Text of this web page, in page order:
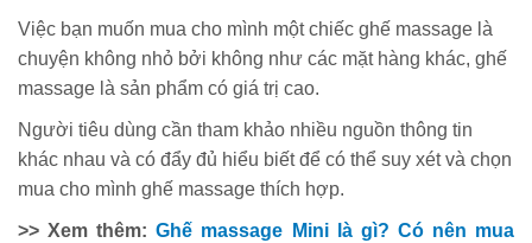
Việc bạn muốn mua cho mình một chiếc ghế massage là
chuyện không nhỏ bởi không như các mặt hàng khác, ghế
massage là sản phẩm có giá trị cao.
Người tiêu dùng cần tham khảo nhiều nguồn thông tin
khác nhau và có đẩy đủ hiểu biết để có thể suy xét và chọn
mua cho mình ghế massage thích hợp.
>> Xem thêm:Ghế massage Mini là gì? Có nên mua